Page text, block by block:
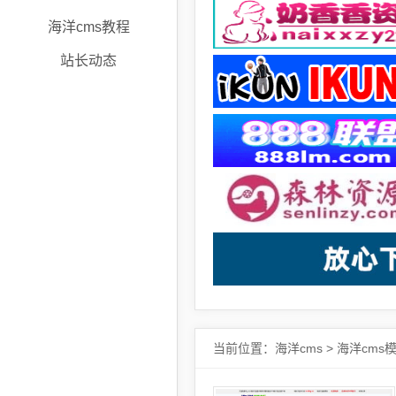
海洋cms教程
站长动态
当前位置： 海洋cms > 海洋cms